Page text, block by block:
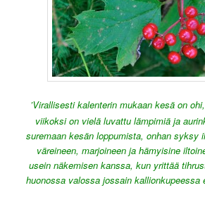
’Virallisestikalenterin mukaan kesä on
viikoksi on vielä luvattu lämpimiä ja
suremaan kesän loppumista, onhan syksy
väreineen, marjoineen ja hämyisine
usein näkemisen kanssa, kun yrittää
huonossa valossa jossain kallionkupeessa